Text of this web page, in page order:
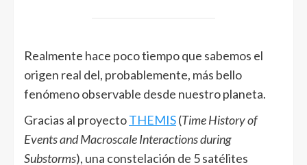
Realmente hace poco tiempo que sabemos el
origen real del, probablemente, más bello
fenómeno observable desde nuestro planeta.
Gracias al proyectoTHEMIS(Time History of
Events and Macroscale Interactions during
Substorms), una constelación de 5 satélites